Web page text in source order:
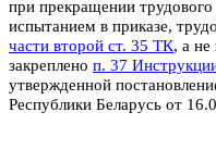
при прекращении
испытанием в приказе,
части второй ст. 35 ТК, а не
закреплено п. 37
утвержденной
Республики Беларусь от